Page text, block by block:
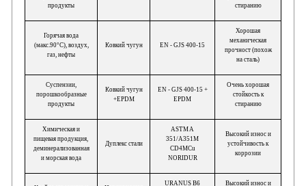
продукты
стиранию
Горячая вода
(макс.90°C), воздух,
газ, нефты
Ковкий чугун EN - GJS 400-15
Хорошая
механическая
прочност (похож
на сталь)
Суспензии,
порошкообразные
продукты
Ковкий чугун
+EPDM
EN - GJS 400-15 +
EPDM
Очень хорошая
стойкость к
стиранию
Химическая и
пищевая продукция,
деминерализованная
и морская вода
Дуплекс стали
ASTM A
351/A351M
CD4MCu
NORIDUR
Высокий износ и
устойчивость к
коррозии
URANUS B6
Высокий износ и